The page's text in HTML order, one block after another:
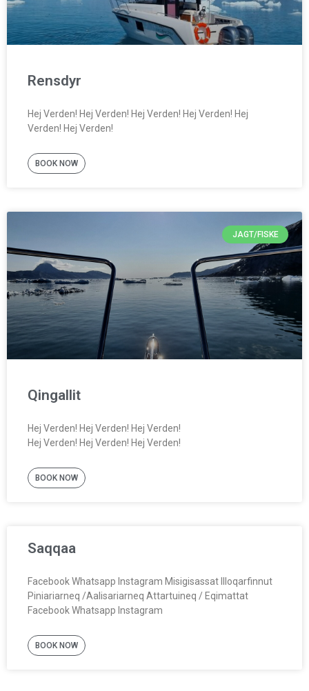
Rensdyr
Hej Verden! Hej Verden! Hej Verden! Hej Verden! Hej
Verden! Hej Verden!
BOOK NOW
JAGT/FISKE
Qingallit
Hej Verden! Hej Verden! Hej Verden!
Hej Verden! Hej Verden! Hej Verden!
BOOK NOW
Saqqaa
Facebook Whatsapp Instagram Misigisassat Illoqarfinnut
Piniariarneq /Aalisariarneq Attartuineq / Eqimattat
Facebook Whatsapp Instagram
BOOK NOW